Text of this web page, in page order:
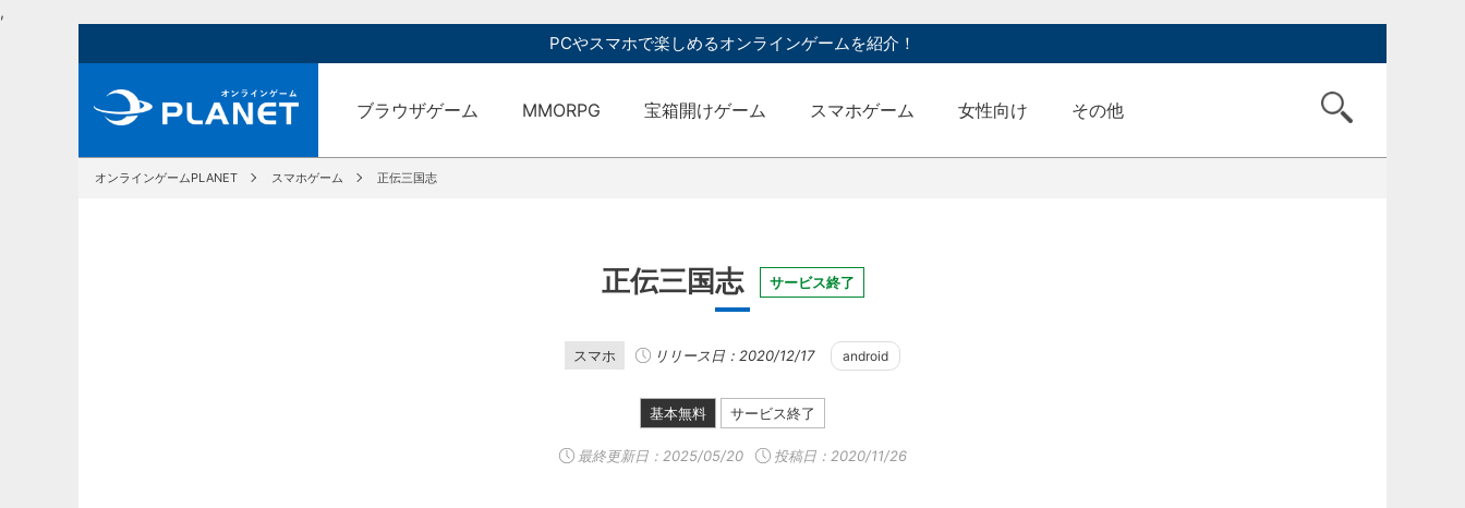
,
PCやスマホで楽しめるオンラインゲームを紹介！
ブラウザゲーム MMORPG 宝箱開けゲーム スマホゲーム 女性向け その他
オンラインゲームPLANET スマホゲーム 正伝三国志
正伝三国志 サービス終了
スマホ リリース日：2020/12/17 android
基本無料 サービス終了
最終更新日： 2025/05/20 投稿日：2020/11/26